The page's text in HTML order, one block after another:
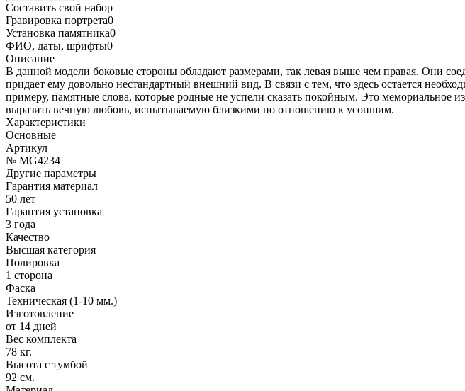
Составить свой набор
Гравировка портрета0
Установка памятника0
ФИО, даты, шрифты0
Описание
В данной модели боковые стороны обладают размерами, так левая выше чем правая. Они
придает ему довольно нестандартный внешний вид. В связи с тем, что здесь остается
примеру, памятные слова, которые родные не успели сказать покойным. Это
выразить вечную любовь, испытываемую близкими по отношению к усопшим.
Характеристики
Основные
Артикул
№ MG4234
Другие параметры
Гарантия материал
50 лет
Гарантия установка
3 года
Качество
Высшая категория
Полировка
1 сторона
Фаска
Техническая (1-10 мм.)
Изготовление
от 14 дней
Вес комплекта
78 кг.
Высота с тумбой
92 см.